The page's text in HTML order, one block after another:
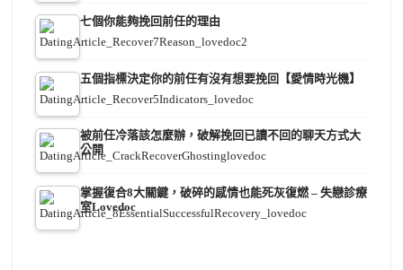
七個你能夠挽回前任的理由
五個指標決定你的前任有沒有想要挽回【愛情時光機】
被前任冷落該怎麼辦，破解挽回已讀不回的聊天方式大
公開
掌握復合8大關鍵，破碎的感情也能死灰復燃 – 失戀診療
室Lovedoc